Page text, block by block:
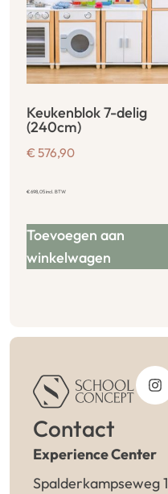
Keukenblok 7-delig
(240cm)
€ 576,90
€698,05incl. BTW
Toevoegen aan
winkelwagen
Contact
Experience Center
Spalderkampseweg 1